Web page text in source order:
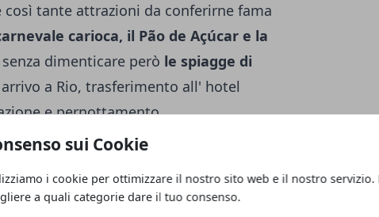
sui Cookie
i cookie per ottimizzare il nostro sito web e il nostro servizio.
a quali categorie dare il tuo consenso.
tante attrazioni da conferirne fama
carioca, il Pão de Açúcar e la
senza dimenticare però le spiagge di
a Rio, trasferimento all' hotel
e pernottamento.
E RELAX IN SPIAGGIA
lasciati a disposizione ai viaggiatori per poter
facoltative o relax al solenelle